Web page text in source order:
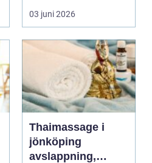
rör sig, hur barn ta...
03 juni 2026
Thaimassage i
jönköping
avslappning,